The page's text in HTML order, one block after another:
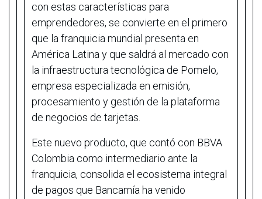
con estas características para
emprendedores, se convierte en el primero
que la franquicia mundial presenta en
América Latina y que saldrá al mercado con
la infraestructura tecnológica de Pomelo,
empresa especializada en emisión,
procesamiento y gestión de la plataforma
de negocios de tarjetas.
Este nuevo producto, que contó con BBVA
Colombia como intermediario ante la
franquicia, consolida el ecosistema integral
de pagos que Bancamía ha venido